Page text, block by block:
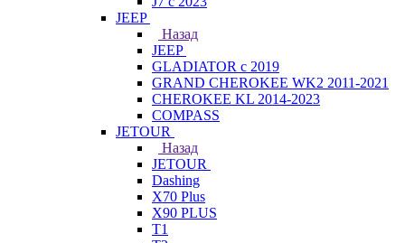
JEEP
Назад
JEEP
GLADIATOR с 2019
GRAND CHEROKEE WK2 2011-2021
CHEROKEE KL 2014-2023
COMPASS
JETOUR
Назад
JETOUR
Dashing
X70 Plus
X90 PLUS
T1